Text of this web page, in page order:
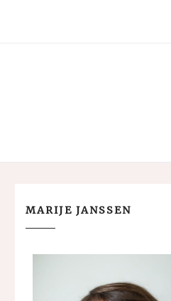
MARIJE JANSSEN